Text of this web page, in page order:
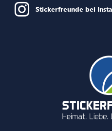
Stickerfreunde bei